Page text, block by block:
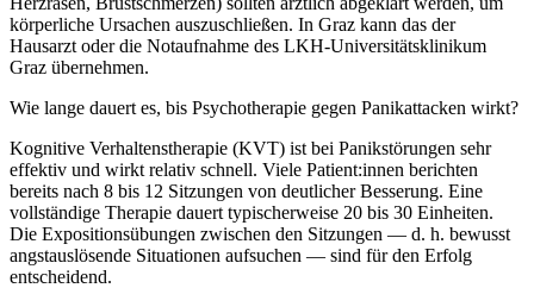
körperliche Ursachen auszuschließen. In Graz kann das der
Hausarzt oder die Notaufnahme des LKH-Universitätsklinikum
Graz übernehmen.
Wie lange dauert es, bis Psychotherapie gegen Panikattacken wirkt?
Kognitive Verhaltenstherapie (KVT) ist bei Panikstörungen sehr
effektiv und wirkt relativ schnell. Viele Patient:innen berichten
bereits nach 8 bis 12 Sitzungen von deutlicher Besserung. Eine
vollständige Therapie dauert typischerweise 20 bis 30 Einheiten.
Die Expositionsübungen zwischen den Sitzungen — d. h. bewusst
angstauslösende Situationen aufsuchen — sind für den Erfolg
entscheidend.